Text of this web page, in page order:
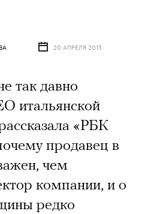
20 АПРЕЛЯ 2015
так давно
итальянской
«РБК
продавец в
чем
компании, и о
редко